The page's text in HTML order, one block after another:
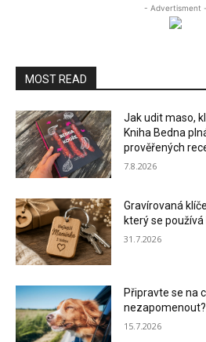
- Advertisment -
MOST READ
Jak udit maso,
Kniha Bedna
prověřených
7.8.2026
Gravírovaná
který se
31.7.2026
Připravte se na
nezapomenout?
15.7.2026